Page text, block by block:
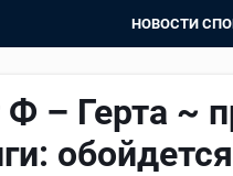
НОВОСТИ
Ф – Герта ~